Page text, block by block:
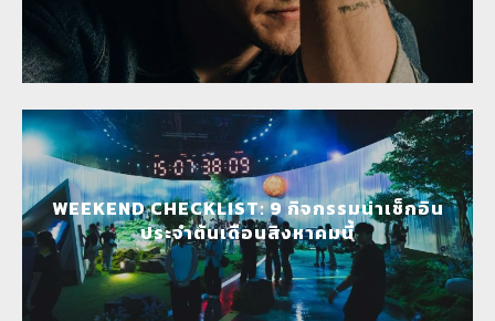
WEEKEND CHECKLIST: 9 กิจกรรมน่าเช็กอิน
ประจำต้นเดือนสิงหาคมนี้